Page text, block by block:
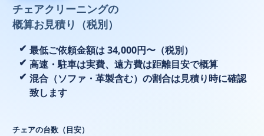
チェアクリーニングの
概算お見積り（税別）
最低ご依頼金額は 34,000円〜（税別）
高速・駐車は実費、遠方費は距離目安で概算
混合（ソファ・革製含む）の割合は見積り時に確認
致します
チェアの台数（目安）